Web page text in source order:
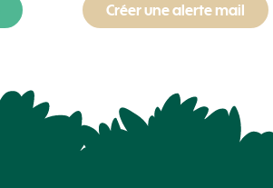
Créer une alerte mail